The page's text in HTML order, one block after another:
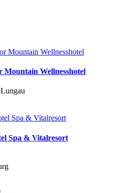
Wellnesshotel
Spa & Vitalresort